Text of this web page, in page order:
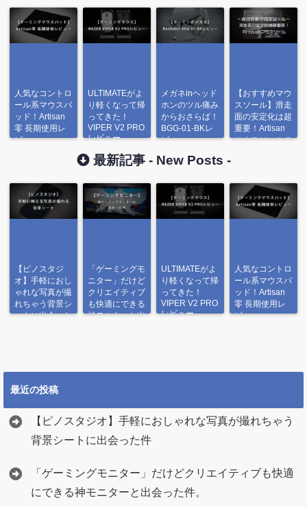
人気なコントロ
ール系マウスパ
ッド！Artisan
零 長期使用レ
ビュー
ULTIMATEがよ
り軽くなって帰
ってきた！
VIPER V2 PRO
レビュー
メガネinヘッド
ホンのツル痛み
からおさらば！
BGG-01-BKレ
ビュー
【おすすめマウ
スソール】滑走
面の安定化は超
重要！Artisan
マウスソールの
最新記事 - New Posts -
【ピノスタジ
オ】手軽におし
ゃれな写真が撮
れちゃう背景シ
ートに出会った
「ゲーミングモ
ニター」だけど
クリエイティブ
も快適にできる
神モニターと出
ULTIMATEがよ
り軽くなって帰
ってきた！
VIPER V2 PRO
レビュー
人気なコントロ
ール系マウスパ
ッド！Artisan
零 長期使用レ
ビュー
最近の投稿
【ピノスタジオ】手軽におしゃれな写真が撮れちゃう
背景シートに出会った件
「ゲーミングモニター」だけどクリエイティブも快適
にできる神モニターと出会った件。